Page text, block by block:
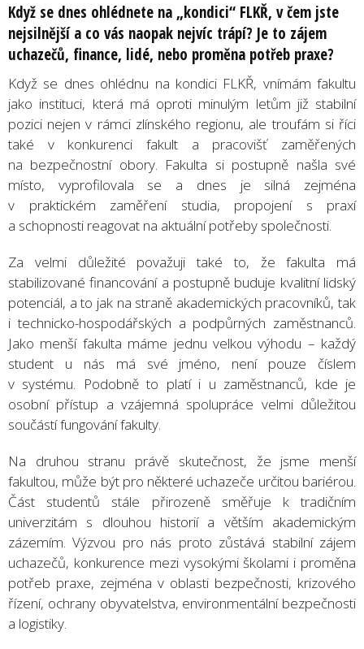
Když se dnes ohlédnete na „kondici“ FLKŘ, v čem jste
nejsilnější a co vás naopak nejvíc trápí? Je to zájem
uchazečů, finance, lidé, nebo proměna potřeb praxe?
Když se dnes ohlédnu na kondici FLKŘ, vnímám fakultu
jako instituci, která má oproti minulým letům již stabilní
pozici nejen v rámci zlínského regionu, ale troufám si říci
také v konkurenci fakult a pracovišť zaměřených
na bezpečnostní obory. Fakulta si postupně našla své
místo, vyprofilovala se a dnes je silná zejména
v praktickém zaměření studia, propojení s praxí
a schopnosti reagovat na aktuální potřeby společnosti.
Za velmi důležité považuji také to, že fakulta má
stabilizované financování a postupně buduje kvalitní lidský
potenciál, a to jak na straně akademických pracovníků, tak
i technicko-hospodářských a podpůrných zaměstnanců.
Jako menší fakulta máme jednu velkou výhodu – každý
student u nás má své jméno, není pouze číslem
v systému. Podobně to platí i u zaměstnanců, kde je
osobní přístup a vzájemná spolupráce velmi důležitou
součástí fungování fakulty.
Na druhou stranu právě skutečnost, že jsme menší
fakultou, může být pro některé uchazeče určitou bariérou.
Část studentů stále přirozeně směřuje k tradičním
univerzitám s dlouhou historií a větším akademickým
zázemím. Výzvou pro nás proto zůstává stabilní zájem
uchazečů, konkurence mezi vysokými školami i proměna
potřeb praxe, zejména v oblasti bezpečnosti, krizového
řízení, ochrany obyvatelstva, environmentální bezpečnosti
a logistiky.